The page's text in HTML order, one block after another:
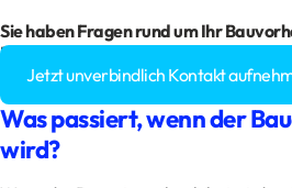
Sie haben Fragen rund um Ihr
Baugenehmigung?
Jetzt unverbindlich Kontakt
Was passiert, wenn der
wird?